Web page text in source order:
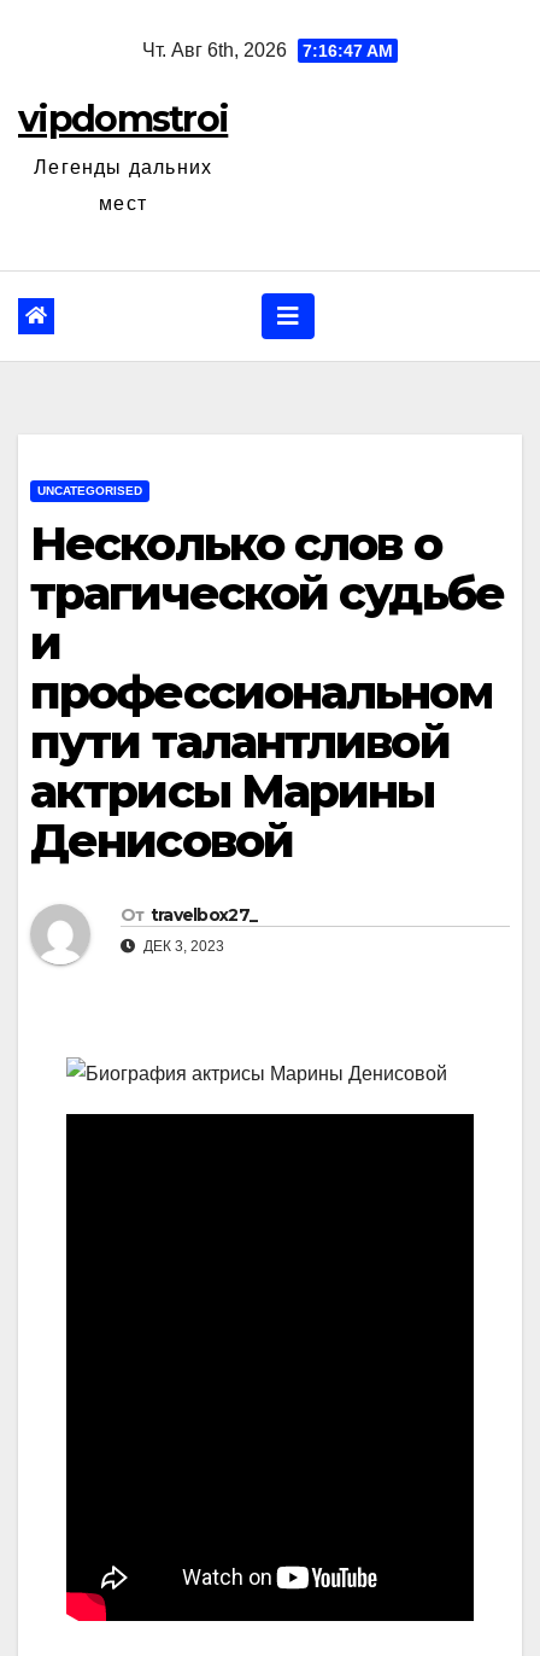
Чт. Авг 6th, 2026 7:16:48 AM
vipdomstroi
Легенды дальних
мест
UNCATEGORISED
Несколько слов о
трагической судьбе
и
профессиональном
пути талантливой
актрисы Марины
Денисовой
От travelbox27_
ДЕК 3, 2023